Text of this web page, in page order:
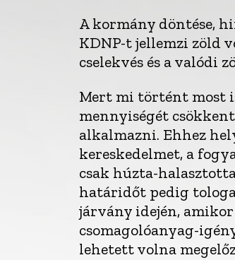
A kormány döntése,
KDNP-t jellemzi zöld
cselekvés és a valódi
Mert mi történt most
mennyiségét
alkalmazni. Ehhez
kereskedelmet, a
csak húzta-
határidőt pedig
járvány idején,
csomagolóanyag-
lehetett volna